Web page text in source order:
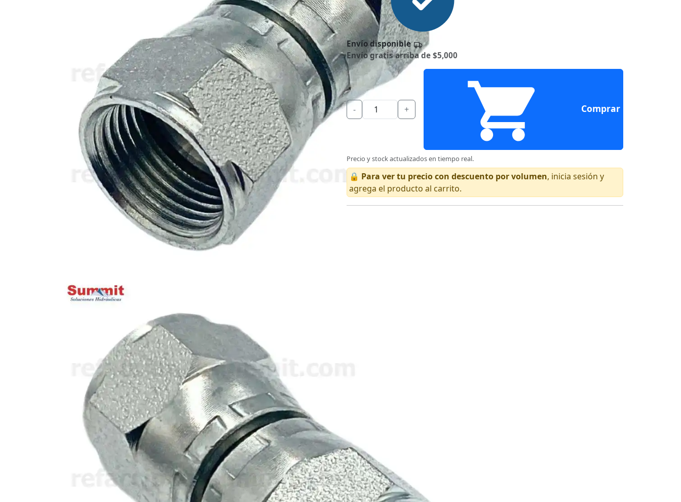
Envío disponible
Envío gratis arriba de $5,000
- + Comprar
Precio y stock actualizados en tiempo real.
🔒 Para ver tu precio con descuento por volumen, inicia sesión y
agrega el producto al carrito.